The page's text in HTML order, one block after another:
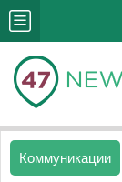
Коммуникации